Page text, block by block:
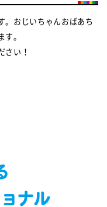
。おじいちゃんおばあち
す。
さい！
ナル